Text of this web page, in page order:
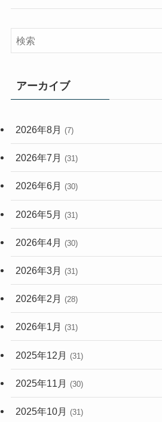
(33)
(248)
アーカイブ
2026年8月 (7)
2026年7月 (31)
2026年6月 (30)
2026年5月 (31)
2026年4月 (30)
2026年3月 (31)
2026年2月 (28)
2026年1月 (31)
2025年12月 (31)
2025年11月 (30)
2025年10月 (31)